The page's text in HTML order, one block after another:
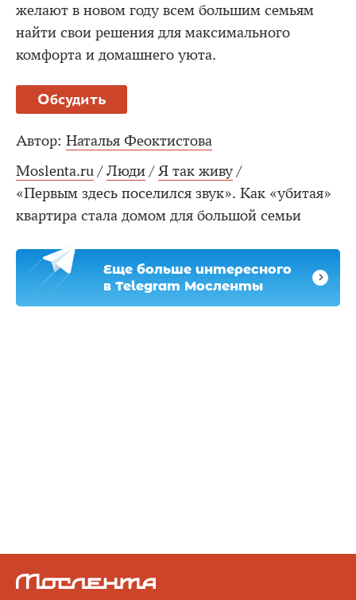
желают в новом году всем большим семьям
найти свои решения для максимального
комфорта и домашнего уюта.
Обсудить
Автор: Наталья Феоктистова
Moslenta.ru / Люди / Я так живу /
«Первым здесь поселился звук». Как «убитая»
квартира стала домом для большой семьи
Еще больше интересного
в Telegram Мосленты